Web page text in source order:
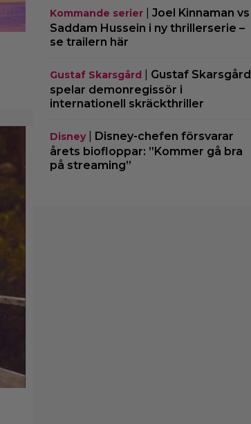
Kommande serier| Joel Kinnaman vs
Saddam Hussein i ny thrillerserie –
se trailern här
Gustaf Skarsgård
Gustaf Skarsgård
spelar demonregissör i
internationell skräckthriller
Disney| Disney-chefen försvarar
årets biofloppar: ”Kommer gå bra
på streaming”